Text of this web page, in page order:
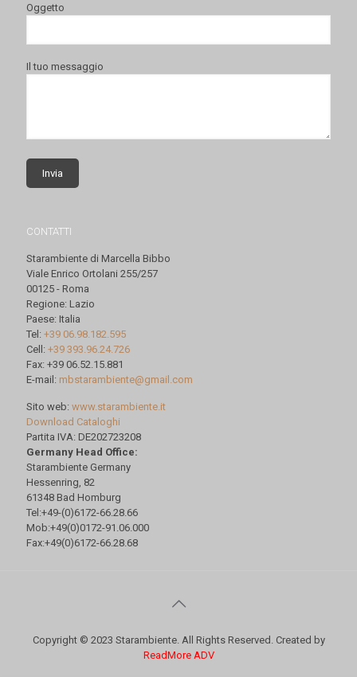
Oggetto
Il tuo messaggio
CONTATTI
Starambiente di Marcella Bibbo
Viale Enrico Ortolani 255/257
00125 - Roma
Regione: Lazio
Paese: Italia
Tel: +39 06.98.182.595
Cell: +39 393.96.24.726
Fax: +39 06.52.15.881
E-mail: mbstarambiente@gmail.com
Sito web: www.starambiente.it
Download Cataloghi
Partita IVA: DE202723208
Germany Head Office:
Starambiente Germany
Hessenring, 82
61348 Bad Homburg
Tel:+49-(0)6172-66.28.66
Mob:+49(0)0172-91.06.000
Fax:+49(0)6172-66.28.68
Copyright © 2023 Starambiente. All Rights Reserved. Created by
ReadMore ADV